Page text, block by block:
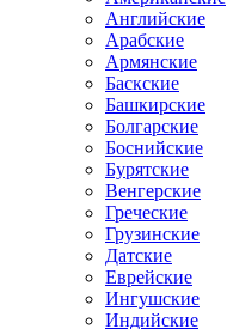
Английские
Арабские
Армянские
Баскские
Башкирские
Болгарские
Боснийские
Бурятские
Венгерские
Греческие
Грузинские
Датские
Еврейские
Ингушские
Индийские